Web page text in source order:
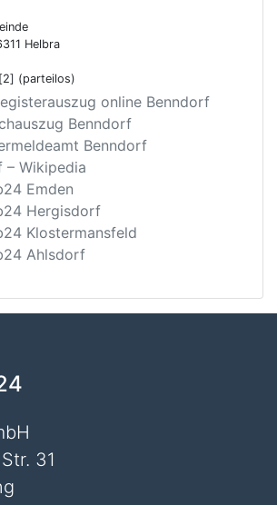
Helbra
(parteilos)
online Benndorf
Benndorf
Benndorf
– Wikipedia
Emden
Hergisdorf
Klostermansfeld
Ahlsdorf
31